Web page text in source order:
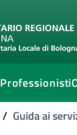
Professionisti
/ Guida ai